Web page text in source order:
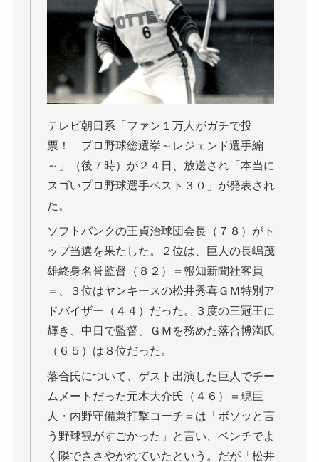
テレビ朝日系「ファン１万人がガチで投
票！ プロ野球総選挙～レジェンド選手編
～」（後７時）が２４日、放送され「本当に
スゴいプロ野球選手ベスト３０」が発表され
た。
ソフトバンクの王貞治球団会長（７８）がト
ップ当選を果たした。２位は、巨人の長嶋茂
雄終身名誉監督（８２）＝報知新聞社客員
＝、３位はヤンキースの松井秀喜ＧＭ特別ア
ドバイザー（４４）だった。３度の三冠王に
輝き、中日で監督、ＧＭを務めた落合博満氏
（６５）は８位だった。
落合氏について、ゲスト出演した巨人でチー
ムメートだった元木大介氏（４６）＝現巨
人・内野守備兼打撃コーチ＝は「ボソッと言
う野球観がすごかった」と言い、ベンチでよ
く隣でささやかれていたという。だが「松井